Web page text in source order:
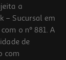
a
– Sucursal em
o nº 881. A
de
com